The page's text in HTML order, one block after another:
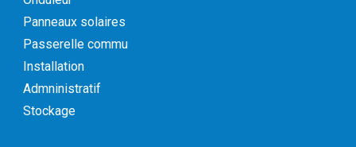
Panneaux solaires
Passerelle commu
Installation
Admninistratif
Stockage